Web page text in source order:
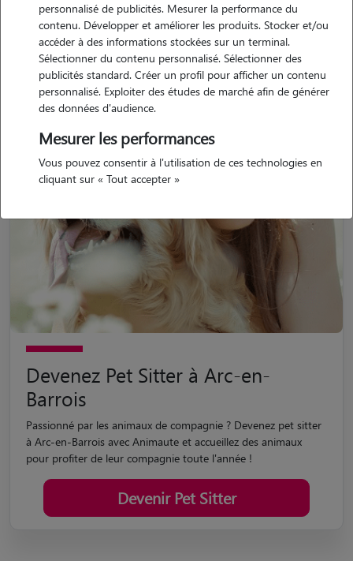
Devenez Pet Sitter à Arc-en-
Barrois
Passionné par les animaux de compagnie ? Devenez pet sitter
à Arc-en-Barrois avec Animaute et accueillez des animaux
pour profiter de leur compagnie toute l'année !
Devenir Pet Sitter
personnalisé de publicités. Mesurer la performance du
contenu. Développer et améliorer les produits. Stocker et/ou
accéder à des informations stockées sur un terminal.
Sélectionner du contenu personnalisé. Sélectionner des
publicités standard. Créer un profil pour afficher un contenu
personnalisé. Exploiter des études de marché afin de générer
des données d'audience.
Mesurer les performances
Vous pouvez consentir à l'utilisation de ces technologies en
cliquant sur « Tout accepter »